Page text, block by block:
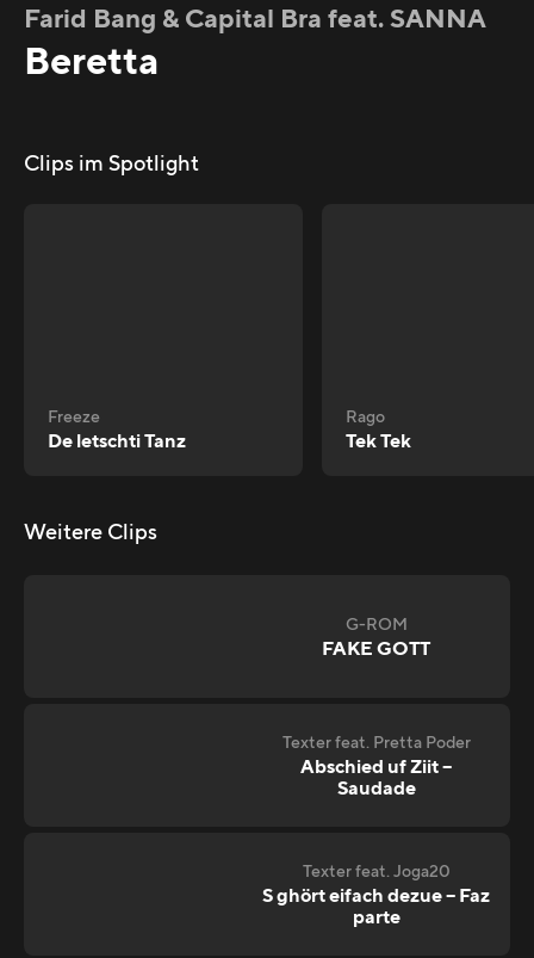
Farid Bang & Capital Bra feat. SANNA
Beretta
Clips im Spotlight
Freeze
De letschti Tanz
Rago
Tek Tek
Weitere Clips
G-ROM
FAKE GOTT
Texter feat. Pretta Poder
Abschied uf Ziit –
Saudade
Texter feat. Joga20
S ghört eifach dezue – Faz
parte